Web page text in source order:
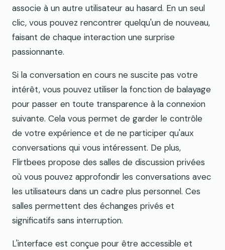
associe à un autre utilisateur au hasard. En un seul
clic, vous pouvez rencontrer quelqu'un de nouveau,
faisant de chaque interaction une surprise
passionnante.
Si la conversation en cours ne suscite pas votre
intérêt, vous pouvez utiliser la fonction de balayage
pour passer en toute transparence à la connexion
suivante. Cela vous permet de garder le contrôle
de votre expérience et de ne participer qu'aux
conversations qui vous intéressent. De plus,
Flirtbees propose des salles de discussion privées
où vous pouvez approfondir les conversations avec
les utilisateurs dans un cadre plus personnel. Ces
salles permettent des échanges privés et
significatifs sans interruption.
L'interface est conçue pour être accessible et